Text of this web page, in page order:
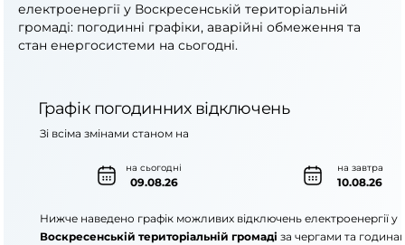
електроенергії у Воскресенській територіальній
громаді: погодинні графіки, аварійні обмеження та
стан енергосистеми на сьогодні.
Графік погодинних відключень
на сьогодні
09.08.26
на завтра
10.08.26
Зі всіма змінами станом на
Нижче наведено графік можливих відключень електроенергії у
Воскресенській територіальній громаді за чергами та